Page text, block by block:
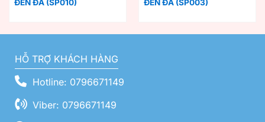
ĐÈN ĐÁ (SP010) ĐÈN ĐÁ (SP003)
HỖ TRỢ KHÁCH HÀNG
Hotline: 0796671149
Viber: 0796671149